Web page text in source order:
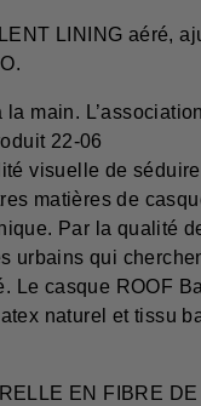
LINING aéré,
la main.
22-06
visuelle de
matières de
Par la qualité
urbains qui
Le casque ROOF
naturel et tissu
EN FIBRE